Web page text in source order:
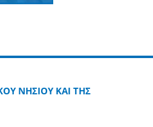
ΝΗΣΙΟΥ ΚΑΙ ΤΗΣ